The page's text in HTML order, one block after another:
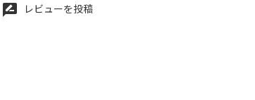
rate_review レビューを投稿